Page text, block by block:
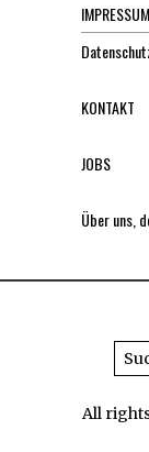
IMPRESSUM
KONTAKT
JOBS
Über uns,
All